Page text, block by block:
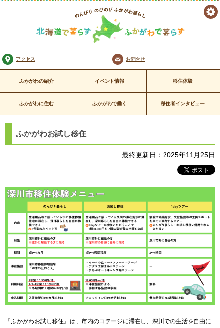
北海道で暮らす ふかがわで暮
らす
のんびり のびのび
アクセス お問合せ
ふかがわの紹介 イベント情報 移住体験
ふかがわに住む ふかがわで働く 移住者インタビュー
ふかがわお試し移住
最終更新日：2025年11月25日
『ふかがわお試し移住』は、市内のコテージに滞在し、深川での生活を自由に